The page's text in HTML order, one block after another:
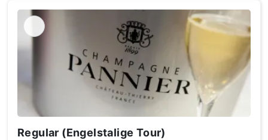
Regular (Engelstalige Tour)